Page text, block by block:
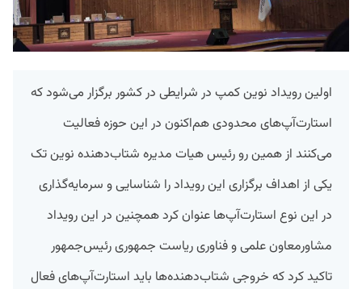
اولین رویداد نوین کمپ در شرایطی در کشور برگزار می‌شود که
استارت‌آپ‌های محدودی هم‌اکنون در این حوزه فعالیت
می‌کنند از همین رو رئیس هیات مدیره شتاب‌دهنده نوین تک
یکی از اهداف برگزاری این رویداد را شناسایی و سرمایه‌گذاری
در این نوع استارت‌آپ‌ها عنوان کرد همچنین در این رویداد
مشاورمعاون علمی و فناوری ریاست جمهوری‌ رئیس‌جمهور
تاکید کرد که خروجی شتاب‌دهنده‌ها باید استارت‌آپ‌های فعال